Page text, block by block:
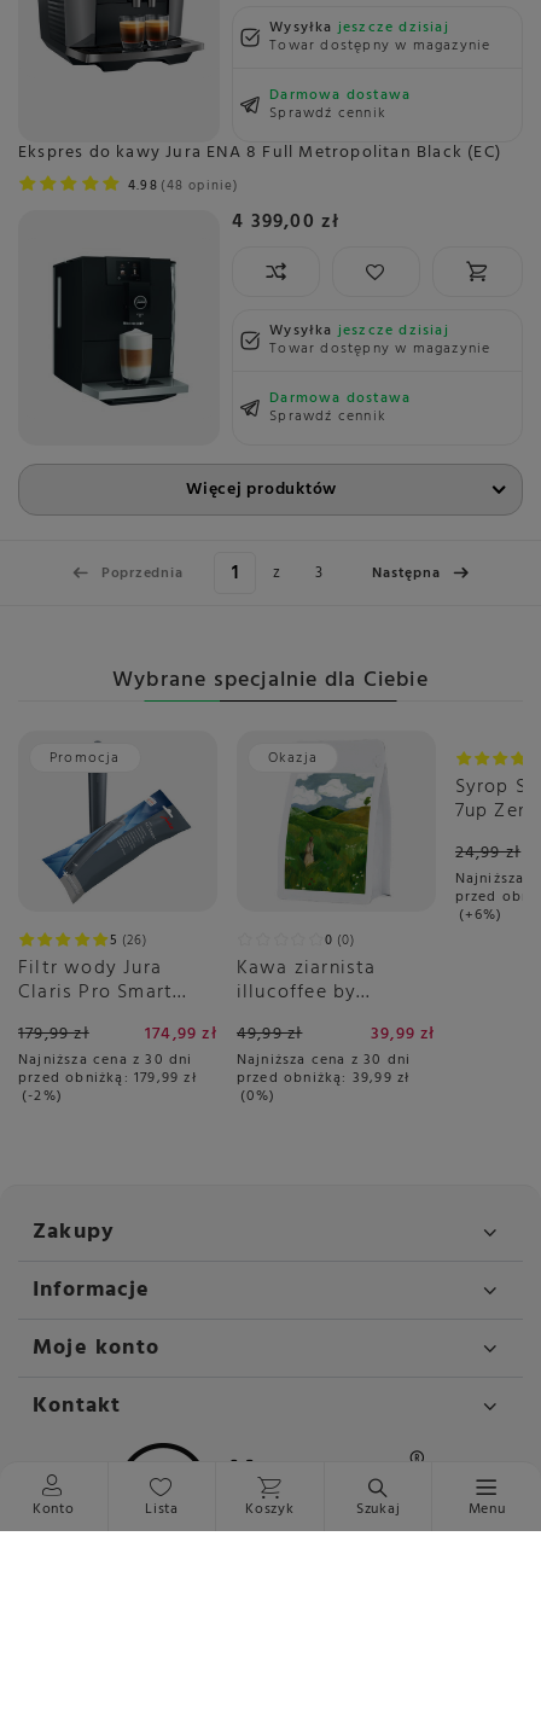
Wysyłkajeszcze dzisiaj
Towar dostępny w magazynie
Darmowa dostawa
Sprawdź cennik
Ekspres do kawy Jura ENA 8 Full Metropolitan Black (EC)
4.98 48 opinie
4 399,00 zł
Wysyłkajeszcze dzisiaj
Towar dostępny w magazynie
Darmowa dostawa
Sprawdź cennik
Więcej produktów
Poprzednia z 3 Następna
Wybrane specjalnie dla Ciebie
Promocja
5 26
Filtr wody Jura
Claris Pro Smart
179,99 zł 174,99 zł
Najniższa cena z 30 dni
przed obniżką: 179,99 zł
-2%
Okazja
0 0
Kawa ziarnista
illucoffee by
po łące 250g
49,99 zł 39,99 zł
Najniższa cena z 30 dni
przed obniżką: 39,99 zł
0%
Okazja
Syrop
7up
24,99 zł
Najniższa
przed
+6%
Zakupy
Informacje
Moje konto
Kontakt
Konto Lista Koszyk Szukaj Menu